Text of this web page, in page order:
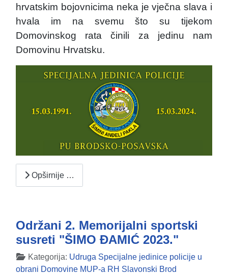
hrvatskim bojovnicima neka je vječna slava i
hvala im na svemu što su tijekom
Domovinskog rata činili za jedinu nam
Domovinu Hrvatsku.
Opširnije …
Održani 2. Memorijalni sportski
susreti "ŠIMO ĐAMIĆ 2023."
DetaljiKategorija: Udruga Specijalne jedinice policije u
obrani Domovine MUP-a RH Slavonski Brod